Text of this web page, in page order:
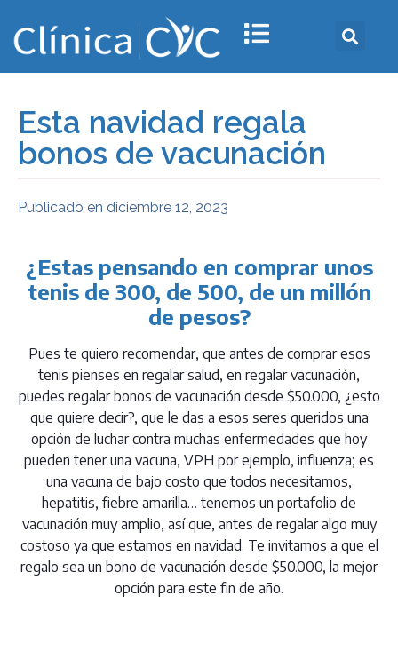
Esta navidad regala
bonos de vacunación
Publicado en diciembre 12, 2023
¿Estas pensando en comprar unos
tenis de 300, de 500, de un millón
de pesos?
Pues te quiero recomendar, que antes de comprar esos
tenis pienses en regalar salud, en regalar vacunación,
puedes regalar bonos de vacunación desde $50.000, ¿esto
que quiere decir?, que le das a esos seres queridos una
opción de luchar contra muchas enfermedades que hoy
pueden tener una vacuna, VPH por ejemplo, influenza; es
una vacuna de bajo costo que todos necesitamos,
hepatitis, fiebre amarilla… tenemos un portafolio de
vacunación muy amplio, así que, antes de regalar algo muy
costoso ya que estamos en navidad. Te invitamos a que el
regalo sea un bono de vacunación desde $50.000, la mejor
opción para este fin de año.